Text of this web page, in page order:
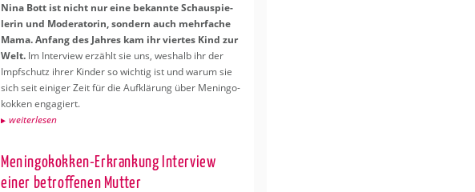
Nina Bott ist nicht nur eine be­kann­te Schau­spie­
le­rin und Mo­de­ra­to­rin, son­dern auch mehr­fa­che
Mama. An­fang des Jah­res kam ihr vier­tes Kind zur
Welt. Im In­ter­view er­zählt sie uns, wes­halb ihr der
Impf­schutz ihrer Kin­der so wich­tig ist und warum sie
sich seit ei­ni­ger Zeit für die Auf­klä­rung über Me­nin­go­
kok­ken en­ga­giert.
wei­ter­le­sen
Me­nin­go­kok­ken-Er­kran­kung In­ter­view
einer be­trof­fe­nen Mut­ter